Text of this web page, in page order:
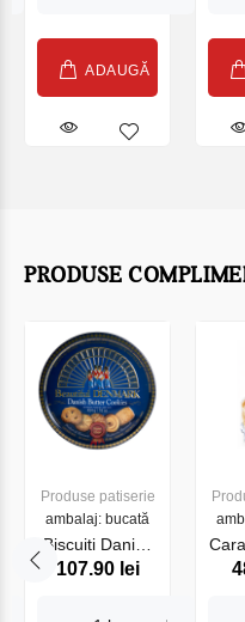
ADAUGĂ
PRODUSE
Produse patiserie
ambalaj: bucată
Biscuiti Danish
Butter Cookies
107.90 lei